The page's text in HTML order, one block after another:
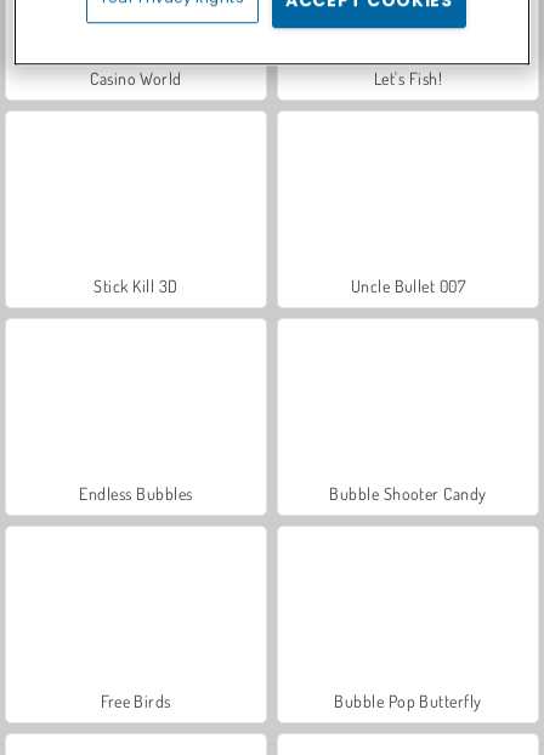
Casino World Let's Fish!
Stick Kill 3D Uncle Bullet 007
Endless Bubbles Bubble Shooter Candy
Free Birds Bubble Pop Butterfly